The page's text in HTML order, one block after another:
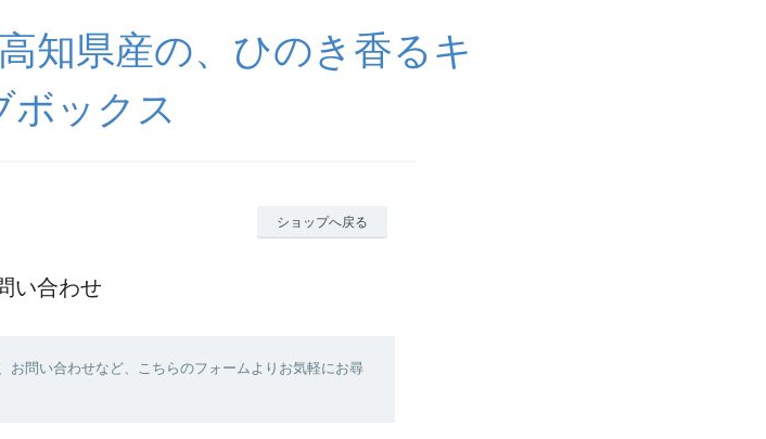
知県産の、ひのき香るキ
ボックス
ショップへ戻る
い合わせ
お問い合わせなど、こちらのフォームよりお気軽にお尋